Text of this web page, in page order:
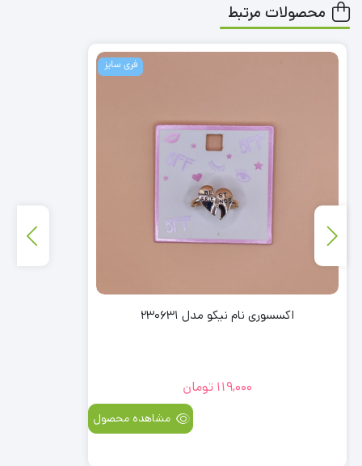
محصولات مرتبط
فری سایز
اکسسوری نام نیکو مدل 230631
119,000 تومان
مشاهده محصول